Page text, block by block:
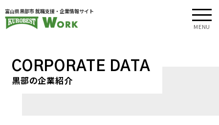
富山県黒部市 就職支援・企業情報サイト
MENU
CORPORATE DATA
黒部の企業紹介